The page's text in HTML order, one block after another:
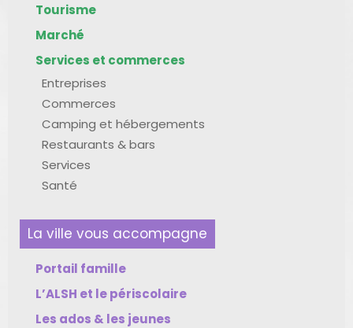
Tourisme
Marché
Services et commerces
Entreprises
Commerces
Camping et hébergements
Restaurants & bars
Services
Santé
La ville vous accompagne
Portail famille
L’ALSH et le périscolaire
Les ados & les jeunes